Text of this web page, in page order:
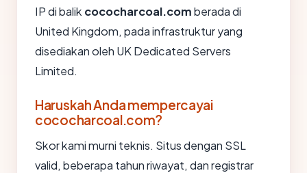
IP di balik cococharcoal.comberada di
United Kingdom, pada infrastruktur yang
disediakan oleh UK Dedicated Servers
Limited.
Haruskah Anda mempercayai
cococharcoal.com?
Skor kami murni teknis. Situs dengan SSL
valid, beberapa tahun riwayat, dan registrar